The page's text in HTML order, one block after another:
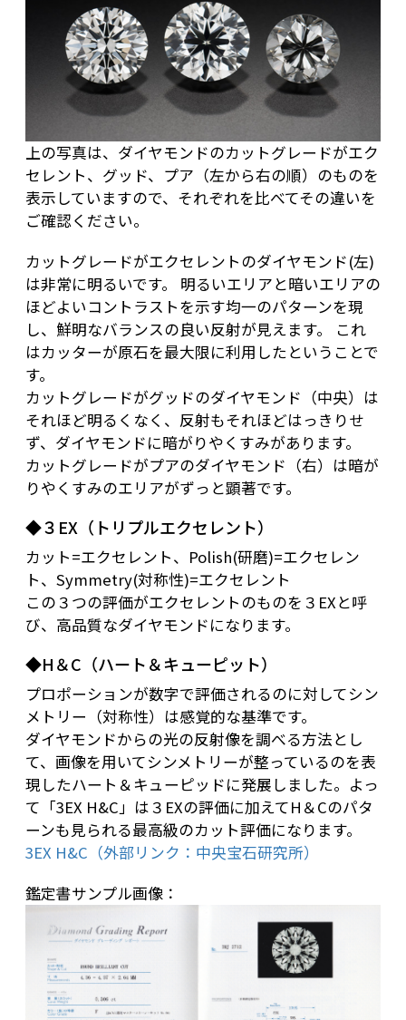
上の写真は、ダイヤモンドのカットグレードがエク
セレント、グッド、プア（左から右の順）のものを
表示していますので、それぞれを比べてその違いを
ご確認ください。
カットグレードがエクセレントのダイヤモンド(左)
は非常に明るいです。 明るいエリアと暗いエリアの
ほどよいコントラストを示す均一のパターンを現
し、鮮明なバランスの良い反射が見えます。 これ
はカッターが原石を最大限に利用したということで
す。
カットグレードがグッドのダイヤモンド（中央）は
それほど明るくなく、反射もそれほどはっきりせ
ず、ダイヤモンドに暗がりやくすみがあります。
カットグレードがプアのダイヤモンド（右）は暗が
りやくすみのエリアがずっと顕著です。
◆３EX（トリプルエクセレント）
カット=エクセレント、Polish(研磨)=エクセレン
ト、Symmetry(対称性)=エクセレント
この３つの評価がエクセレントのものを３EXと呼
び、高品質なダイヤモンドになります。
◆H＆C（ハート＆キューピット）
プロポーションが数字で評価されるのに対してシン
メトリー（対称性）は感覚的な基準です。
ダイヤモンドからの光の反射像を調べる方法とし
て、画像を用いてシンメトリーが整っているのを表
現したハート＆キューピッドに発展しました。よっ
て「3EX H&C」は３EXの評価に加えてH＆Cのパタ
ーンも見られる最高級のカット評価になります。
3EX H&C（外部リンク：中央宝石研究所）
鑑定書サンプル画像：